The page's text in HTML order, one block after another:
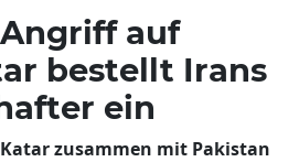
Angriff auf
bestellt Irans
ein
zusammen mit Pakistan